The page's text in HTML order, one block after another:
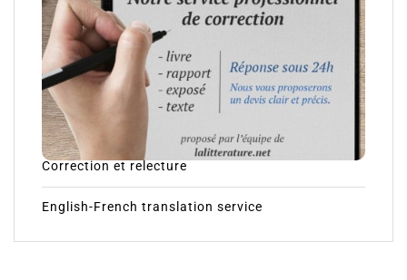
Correction et relecture
English-French translation service